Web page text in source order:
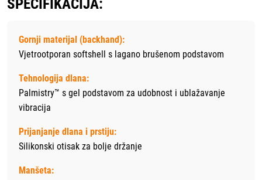
SPECIFIKACIJA:
Gornji materijal (backhand):
Vjetrootporan softshell s lagano brušenom podstavom
Tehnologija dlana:
Palmistry™ s gel podstavom za udobnost i ublažavanje
vibracija
Prijanjanje dlana i prstiju:
Silikonski otisak za bolje držanje
Manšeta: